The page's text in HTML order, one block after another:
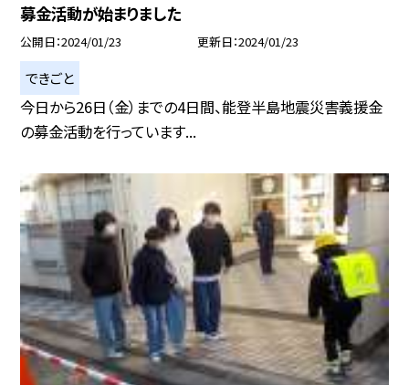
募金活動が始まりました
公開日 2024/01/23 更新日 2024/01/23
できごと
今日から26日（金）までの4日間、能登半島地震災害義援金
の募金活動を行っています...